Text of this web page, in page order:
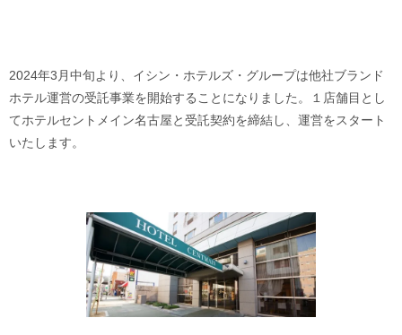
2024年3月中旬より、イシン・ホテルズ・グループは他社ブランド
ホテル運営の受託事業を開始することになりました。１店舗目とし
てホテルセントメイン名古屋と受託契約を締結し、運営をスタート
いたします。